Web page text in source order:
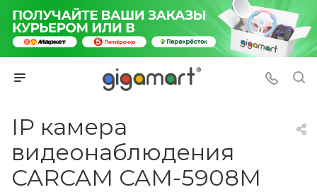
IP камера
видеонаблюдения
CARCAM CAM-5908M